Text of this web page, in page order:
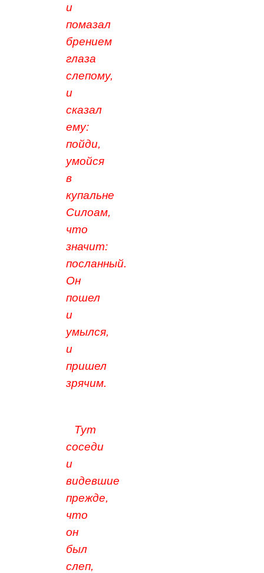
и
помазал
брением
глаза
слепому,
и
сказал
ему:
пойди,
умойся
в
купальне
Силоам,
что
значит:
посланный.
Он
пошел
и
умылся,
и
пришел
зрячим.
Тут
соседи
и
видевшие
прежде,
что
он
был
слеп,